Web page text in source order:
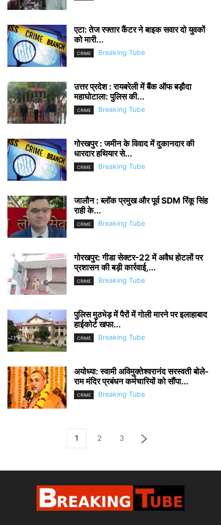
एटा: तेज रफ्तार कैंटर ने बाइक सवार दो युवकों
को मारी...
CRIME Breaking Tube
उत्तर प्रदेश : रायबरेली में बैंक ऑफ बड़ौदा
महाघोटाला: पुलिस की...
CRIME Breaking Tube
गोरखपुर : जमीन के विवाद में दुकानदार की
धारदार हथियार से...
CRIME Breaking Tube
जालौन : ब्लॉक प्रमुख और पूर्व SDM रिंकू सिंह
राही के...
CRIME Breaking Tube
गोरखपुर: गीडा सेक्टर-22 में अवैध होटलों पर
प्रशासन की बड़ी कार्रवाई,...
CRIME Breaking Tube
पुलिस मुठभेड़ में पैरों में गोली मारने पर इलाहाबाद
हाईकोर्ट खफा...
CRIME Breaking Tube
अयोध्या: स्वामी अविमुक्तेश्वरानंद सरस्वती बोले-
राम मंदिर प्रबंधन कर्मचारियों को सौंपा...
CRIME Breaking Tube
1 2 3